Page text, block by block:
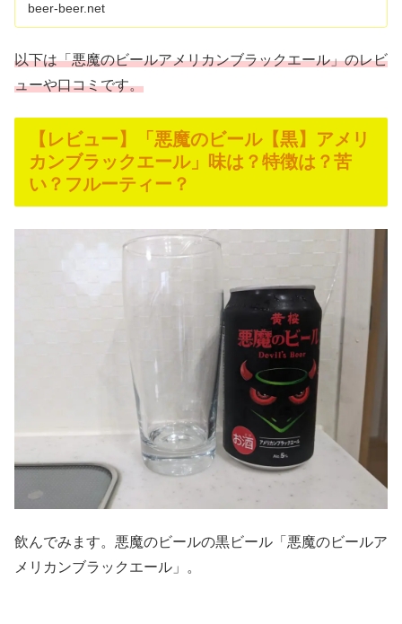
beer-beer.net
以下は「悪魔のビールアメリカンブラックエール」のレビ
ューや口コミです。
【レビュー】「悪魔のビール【黒】アメリ
カンブラックエール」味は？特徴は？苦
い？フルーティー？
飲んでみます。悪魔のビールの黒ビール「悪魔のビールア
メリカンブラックエール」。